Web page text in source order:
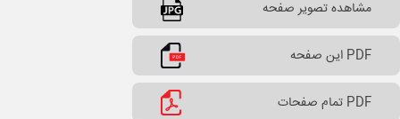
مشاهده تصویر صفحه
PDF این صفحه
PDF تمام صفحات